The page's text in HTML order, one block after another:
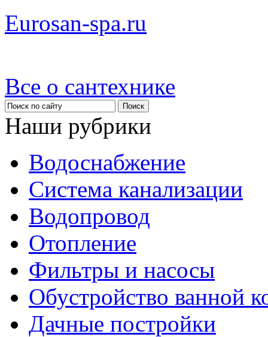
Eurosan-spa.ru
Все о сантехнике
Наши рубрики
Водоснабжение
Система канализации
Водопровод
Отопление
Фильтры и насосы
Обустройство ванной
Дачные постройки